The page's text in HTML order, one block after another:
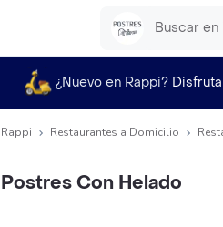
¿Nuevo en Rappi?
Rappi Restaurantes a Domicilio
Postres Con Helado